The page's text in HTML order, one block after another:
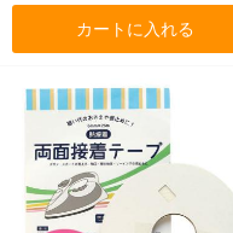
カートに入れる